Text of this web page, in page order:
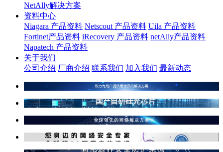
NetAlly解决方案
资料中心
Niagara 产品资料 Netscout 产品资料 Uila 产品资料
Fortinet产品资料 iRecovery 产品资料 netAlly产品资料
Napatech 产品资料
关于我们
公司介绍 厂商介绍 联系我们 加入我们 最新动态